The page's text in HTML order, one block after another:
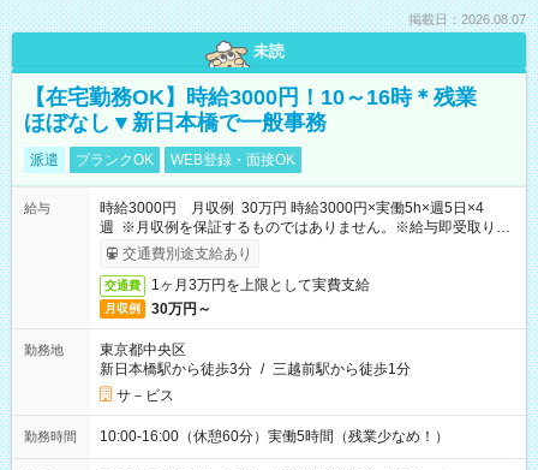
掲載日：2026.08.07
未読
【在宅勤務OK】時給3000円！10～16時＊残業
ほぼなし▼新日本橋で一般事務
派遣 ブランクOK WEB登録・面接OK
給与
時給3000円 月収例 30万円 時給3000円×実働5h×週5日×4
週 ※月収例を保証するものではありません。※給与即受取りサ
ービス利用可（利用条件有）
交通費別途支給あり
交通費 1ヶ月3万円を上限として実費支給
月収例 30万円～
勤務地
東京都中央区
新日本橋駅から徒歩3分 / 三越前駅から徒歩1分
サ－ビス
勤務時間 10:00-16:00（休憩60分）実働5時間（残業少なめ！）